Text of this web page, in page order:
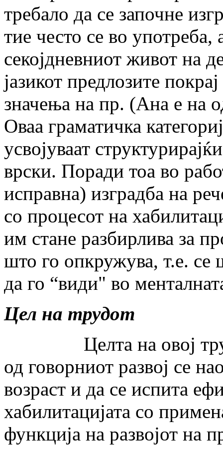
требало да се започне
тие често се во
секојдневниот живот на
јазикот предлозите
значења на пр. (Ана е на
Оваа граматичка
усвојуваат
врски. Поради тоа во
исправна) изградба на
со процесот на
им стане разбирлива за
што го опкружува, т.е. сe
да го “види" во
Цел на трудот
Целта на овој труд е
од говорниот развој се
возраст и да се испита
хабилитацијата со
функција на развојот на